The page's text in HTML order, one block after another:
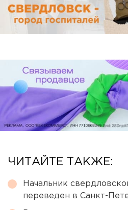
ЧИТАЙТЕ ТАКЖЕ:
Начальник
переведен в Санкт-